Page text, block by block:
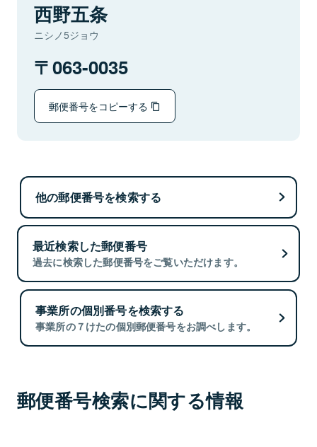
西野五条
ニシノ5ジョウ
063-0035
郵便番号をコピーする
他の郵便番号を検索する
最近検索した郵便番号
過去に検索した郵便番号をご覧いただけます。
事業所の個別番号を検索する
事業所の７けたの個別郵便番号をお調べします。
郵便番号検索に関する情報